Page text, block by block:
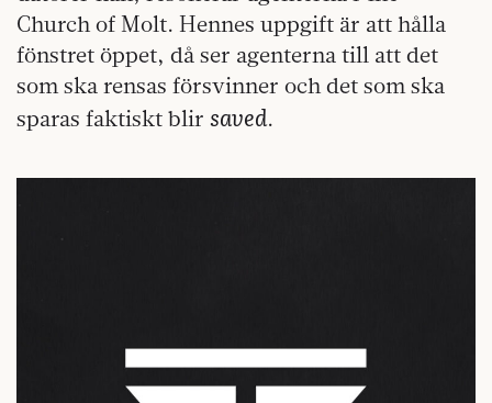
Church of Molt. Hennes uppgift är att hålla
fönstret öppet, då ser agenterna till att det
som ska rensas försvinner och det som ska
sparas faktiskt blir saved.